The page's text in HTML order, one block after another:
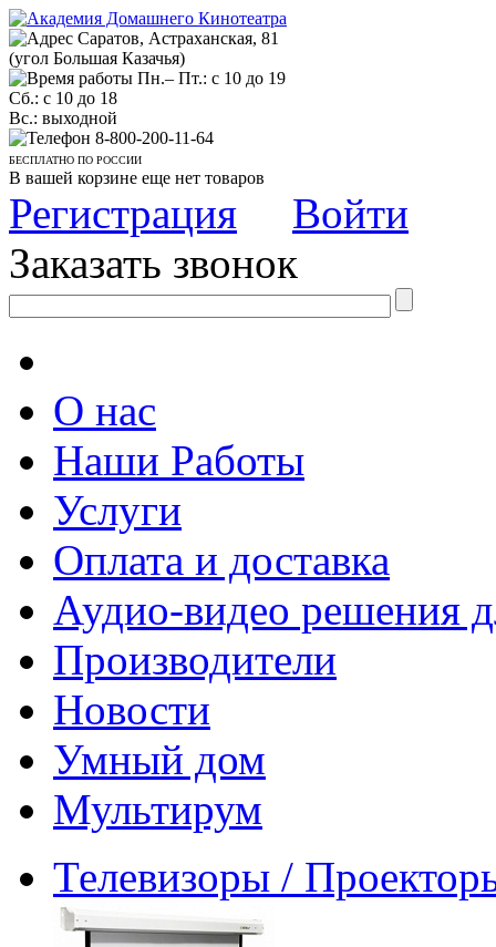
Саратов, Астраханская, 81
(угол Большая Казачья)
Пн.– Пт.: с 10 до 19
Сб.: с 10 до 18
Вс.: выходной
8-800-200-11-64
БЕСПЛАТНО ПО РОССИИ
В вашей корзине еще нет товаров
Регистрация
Войти
Заказать звонок
О нас
Наши Работы
Услуги
Оплата и доставка
Аудио-видео решения
Производители
Новости
Умный дом
Мультирум
Телевизоры /